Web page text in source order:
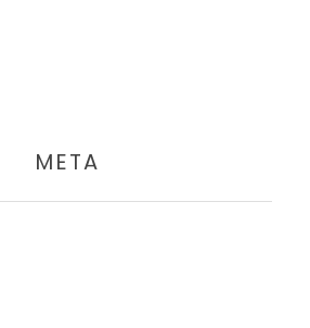
META